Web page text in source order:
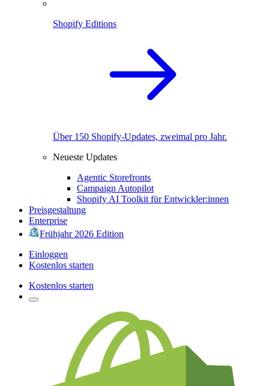
Shopify Editions
Über 150 Shopify-Updates, zweimal pro Jahr.
Neueste Updates
Agentic Storefronts
Campaign Autopilot
Shopify AI Toolkit für Entwickler:innen
Preisgestaltung
Enterprise
Frühjahr 2026 Edition
Einloggen
Kostenlos starten
Kostenlos starten